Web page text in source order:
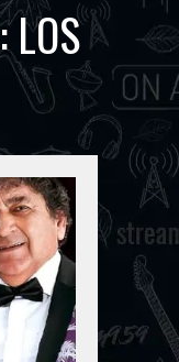
LOS